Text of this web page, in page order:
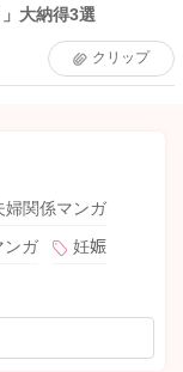
」大納得3選
クリップ
婦関係マンガ
ンガ
妊娠